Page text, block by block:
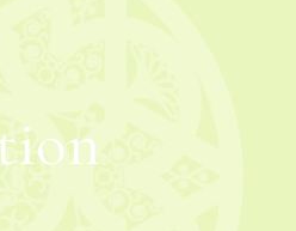
ion